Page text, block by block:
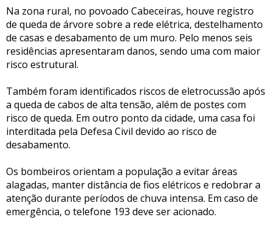
Na zona rural, no povoado Cabeceiras, houve registro
de queda de árvore sobre a rede elétrica, destelhamento
de casas e desabamento de um muro. Pelo menos seis
residências apresentaram danos, sendo uma com maior
risco estrutural.
Também foram identificados riscos de eletrocussão após
a queda de cabos de alta tensão, além de postes com
risco de queda. Em outro ponto da cidade, uma casa foi
interditada pela Defesa Civil devido ao risco de
desabamento.
Os bombeiros orientam a população a evitar áreas
alagadas, manter distância de fios elétricos e redobrar a
atenção durante períodos de chuva intensa. Em caso de
emergência, o telefone 193 deve ser acionado.